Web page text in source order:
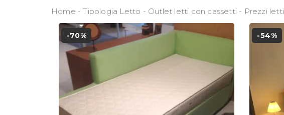
Home -Tipologia Letto - Outlet letti con cassetti - Prezzi
-70% -54%